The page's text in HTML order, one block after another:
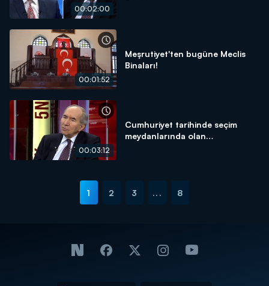
00:02:00
00:01:52
Meşrutiyet'ten bugüne Meclis
Binaları!
00:03:12
Cumhuriyet tarihinde seçim
meydanlarında olan
1 2 3 ... 8